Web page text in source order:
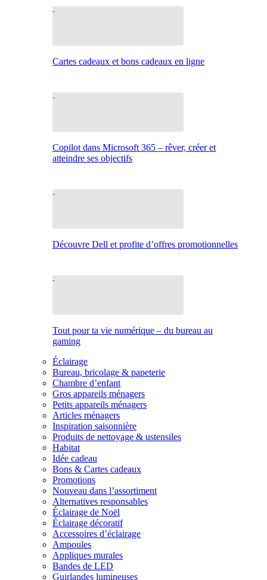
Cartes cadeaux et bons cadeaux en ligne
Copilot dans Microsoft 365 – rêver, créer et
atteindre ses objectifs
Découvre Dell et profite d’offres promotionnelles
Tout pour ta vie numérique – du bureau au
gaming
Éclairage
Bureau, bricolage & papeterie
Chambre d’enfant
Gros appareils ménagers
Petits appareils ménagers
Articles ménagers
Inspiration saisonnière
Produits de nettoyage & ustensiles
Habitat
Idée cadeau
Bons & Cartes cadeaux
Promotions
Nouveau dans l’assortiment
Alternatives responsables
Éclairage de Noël
Éclairage décoratif
Accessoires d’éclairage
Ampoules
Appliques murales
Bandes de LED
Guirlandes lumineuses